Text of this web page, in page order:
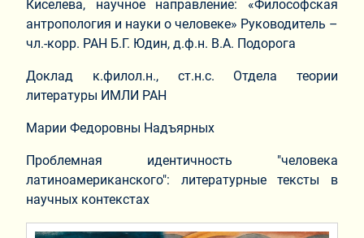
Киселева, научное направление: «Философская
антропология и науки о человеке» Руководитель –
чл.-корр. РАН Б.Г. Юдин, д.ф.н. В.А. Подорога
Доклад к.филол.н., ст.н.с. Отдела теории
литературы ИМЛИ РАН
Марии Федоровны Надъярных
Проблемная идентичность "человека
латиноамериканского": литературные тексты в
научных контекстах